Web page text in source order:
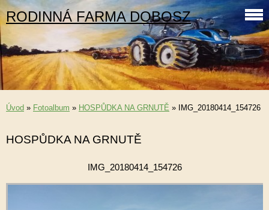
RODINNÁ FARMA DOBOSZ
Úvod » Fotoalbum » HOSPŮDKA NA GRNUTĚ » IMG_20180414_154726
HOSPŮDKA NA GRNUTĚ
IMG_20180414_154726